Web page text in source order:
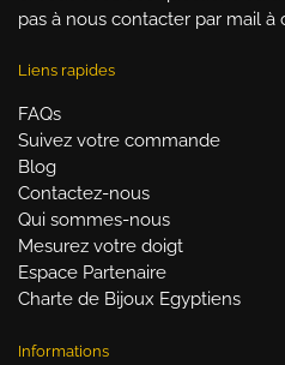
pas à nous contacter par mail
Liens rapides
FAQs
Suivez votre commande
Blog
Contactez-nous
Qui sommes-nous
Mesurez votre doigt
Espace Partenaire
Charte de Bijoux Egyptiens
Informations